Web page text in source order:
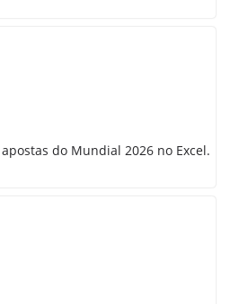
apostas do Mundial 2026 no Excel.